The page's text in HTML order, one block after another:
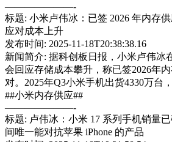
———————-
标题: 小米卢伟冰：已签 2026 年内存
应对成本上升
发布时间: 2025-11-18T20:38:38.16
新闻简介: 据科创板日报，小米卢伟冰
会回应存储成本攀升，称已签2026年
对。2025年Q3小米手机出货4330万台
##小米内存供应##
———————-
标题: 卢伟冰：小米 17 系列手机销量
间唯一能对抗苹果 iPhone 的产品